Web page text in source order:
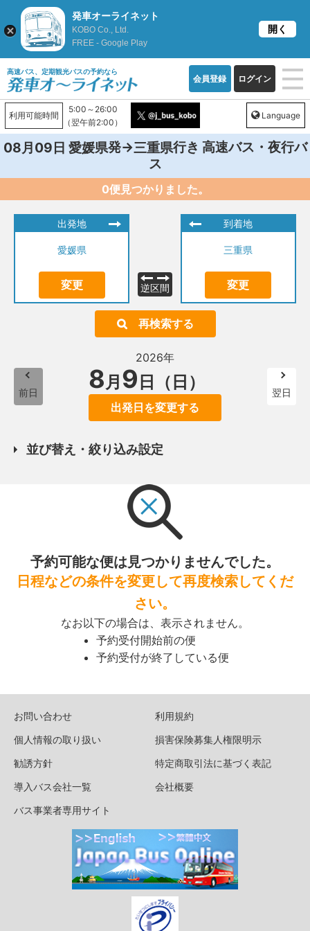
高速バス、定期観光バスの予約なら
会員登録 ログイン
利用可能時間
5:00～26:00
（翌午前2:00）
Language
08月09日 愛媛県発→三重県行き 高速バス・夜行バ
ス
0便見つかりました。
出発地
愛媛県
変更 逆区間
到着地
三重県
変更
再検索する
前日
2026年
8月 9 日（日）
出発日を変更する
翌日
並び替え・絞り込み設定
予約可能な便は見つかりませんでした。
日程などの条件を変更して再度検索してくだ
さい。
なお以下の場合は、表示されません。
予約受付開始前の便
予約受付が終了している便
お問い合わせ
利用規約
個人情報の取り扱い
損害保険募集人権限明示
勧誘方針
特定商取引法に基づく表記
導入バス会社一覧
会社概要
バス事業者専用サイト
発車オーライネット
KOBO Co., Ltd.
FREE - Google Play
開く